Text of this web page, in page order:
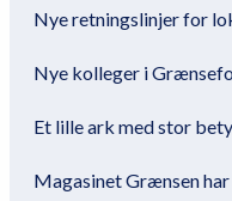
Nye retningslinjer for
Nye kolleger i
Et lille ark med stor
Magasinet Grænsen